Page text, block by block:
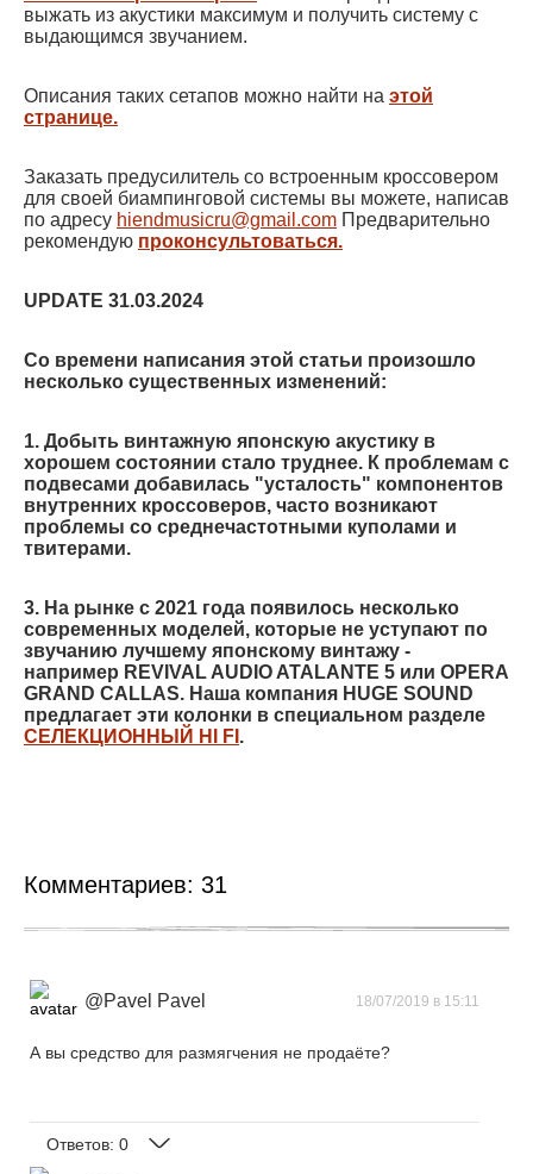
выжать из акустики максимум и получить систему с
выдающимся звучанием.
Описания таких сетапов можно найти на этой
странице.
Заказать предусилитель со встроенным кроссовером
для своей биампинговой системы вы можете, написав
по адресу hiendmusicru@gmail.com Предварительно
рекомендую проконсультоваться.
UPDATE 31.03.2024
Со времени написания этой статьи произошло
несколько существенных изменений:
1. Добыть винтажную японскую акустику в
хорошем состоянии стало труднее. К проблемам с
подвесами добавилась "усталость" компонентов
внутренних кроссоверов, часто возникают
проблемы со среднечастотными куполами и
твитерами.
3. На рынке c 2021 года появилось несколько
современных моделей, которые не уступают по
звучанию лучшему японскому винтажу -
например REVIVAL AUDIO ATALANTE 5 или OPERA
GRAND CALLAS. Наша компания HUGE SOUND
предлагает эти колонки в специальном разделе
СЕЛЕКЦИОННЫЙ HI FI .
Комментариев: 31
@Pavel Pavel 18/07/2019 в 15:11
А вы средство для размягчения не продаёте?
Ответов: 0